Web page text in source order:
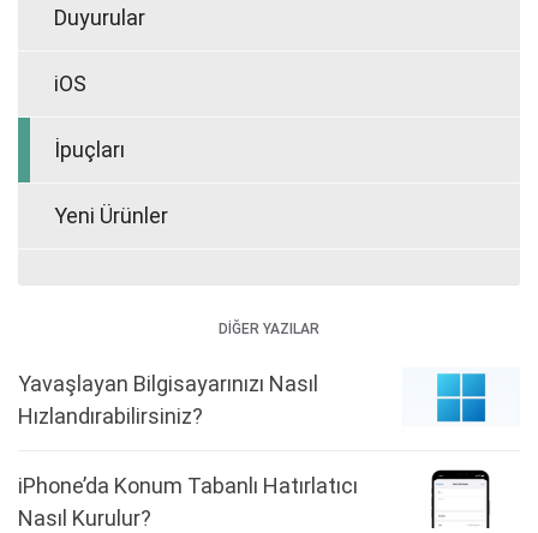
Duyurular
iOS
İpuçları
Yeni Ürünler
DİĞER YAZILAR
Yavaşlayan Bilgisayarınızı Nasıl
Hızlandırabilirsiniz?
iPhone’da Konum Tabanlı Hatırlatıcı
Nasıl Kurulur?